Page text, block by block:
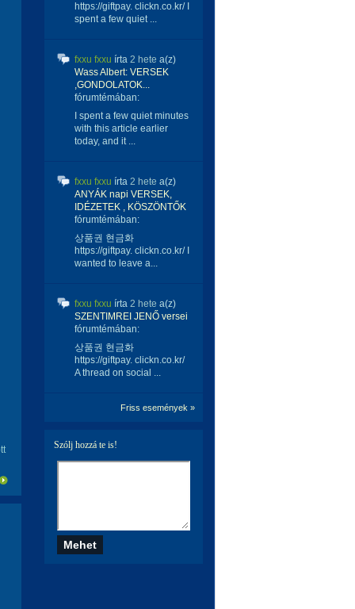
https://giftpay. clickn.co.kr/ I
spent a few quiet ...
fxxu fxxu írta 2 hete a(z)
Wass Albert: VERSEK
,GONDOLATOK...
fórumtémában:
I spent a few quiet minutes
with this article earlier
today, and it ...
fxxu fxxu írta 2 hete a(z)
ANYÁK napi VERSEK,
IDÉZETEK , KÖSZÖNTŐK
fórumtémában:
상품권 현금화
https://giftpay. clickn.co.kr/ I
wanted to leave a...
fxxu fxxu írta 2 hete a(z)
SZENTIMREI JENŐ versei
fórumtémában:
상품권 현금화
https://giftpay. clickn.co.kr/
A thread on social ...
Friss események »
Szólj hozzá te is!